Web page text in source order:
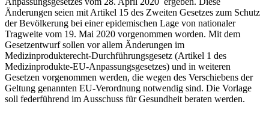
Änderungen seien mit Artikel 15 des Zweiten Gesetzes zum Schutz
der Bevölkerung bei einer epidemischen Lage von nationaler
Tragweite vom 19. Mai 2020 vorgenommen worden. Mit dem
Gesetzentwurf sollen vor allem Änderungen im
Medizinprodukterecht-Durchführungsgesetz (Artikel 1 des
Medizinprodukte-EU-Anpassungsgesetzes) und in weiteren
Gesetzen vorgenommen werden, die wegen des Verschiebens der
Geltung genannten EU-Verordnung notwendig sind. Die Vorlage
soll federführend im Ausschuss für Gesundheit beraten werden.